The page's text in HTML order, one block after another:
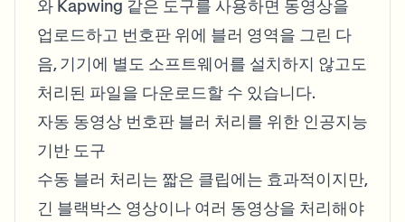
와 Kapwing 같은 도구를 사용하면 동영상을
업로드하고 번호판 위에 블러 영역을 그린 다
음, 기기에 별도 소프트웨어를 설치하지 않고도
처리된 파일을 다운로드할 수 있습니다.
자동 동영상 번호판 블러 처리를 위한 인공지능
기반 도구
수동 블러 처리는 짧은 클립에는 효과적이지만,
긴 블랙박스 영상이나 여러 동영상을 처리해야